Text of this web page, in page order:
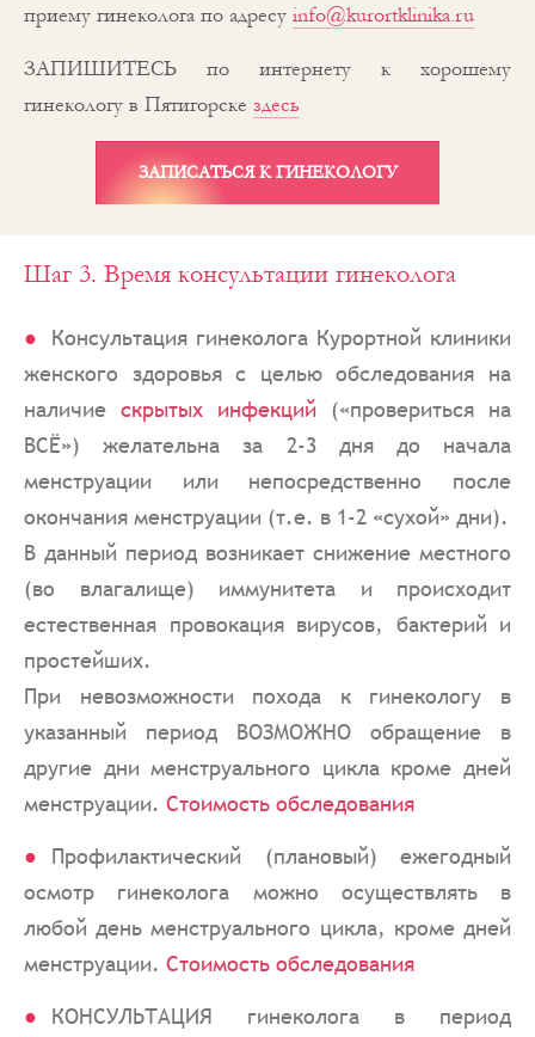
приему гинеколога по адресу info@kurortklinika.ru
ЗАПИШИТЕСЬ по интернету к хорошему
гинекологу в Пятигорске здесь
ЗАПИСАТЬСЯ К ГИНЕКОЛОГУ
Шаг 3. Время консультации гинеколога
Консультация гинеколога Курортной клиники
женского здоровья с целью обследования на
наличие скрытых инфекций («провериться на
ВСЁ») желательна за 2-3 дня до начала
менструации или непосредственно после
окончания менструации (т.е. в 1-2 «сухой» дни).
В данный период возникает снижение местного
(во влагалище) иммунитета и происходит
естественная провокация вирусов, бактерий и
простейших.
При невозможности похода к гинекологу в
указанный период ВОЗМОЖНО обращение в
другие дни менструального цикла кроме дней
менструации. Стоимость обследования
Профилактический (плановый) ежегодный
осмотр гинеколога можно осуществлять в
любой день менструального цикла, кроме дней
менструации. Стоимость обследования
КОНСУЛЬТАЦИЯ гинеколога в период